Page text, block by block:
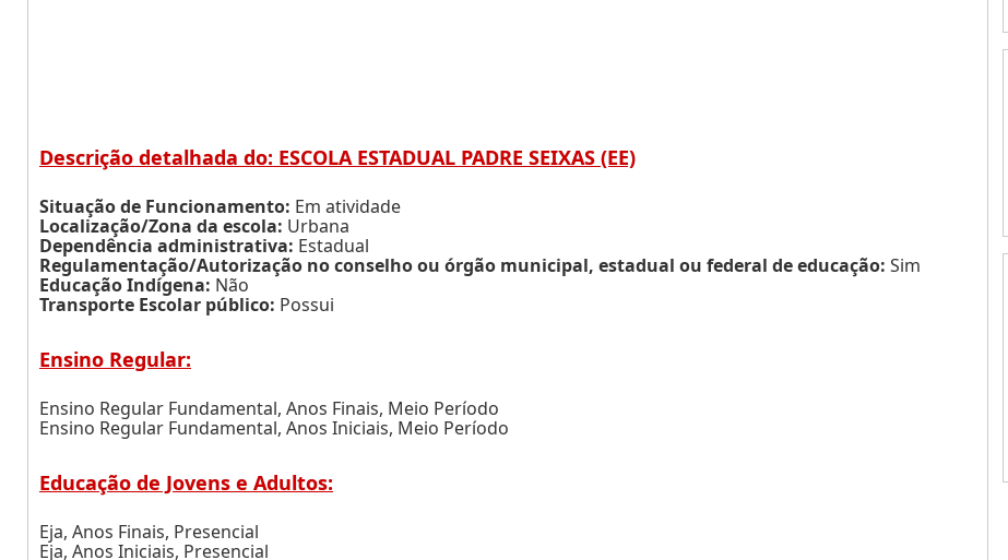
Descrição detalhada do: ESCOLA ESTADUAL PADRE SEIXAS (EE)
Situação de Funcionamento: Em atividade
Localização/Zona da escola: Urbana
Dependência administrativa: Estadual
Regulamentação/Autorização no conselho ou órgão municipal, estadual ou federal de educação: Sim
Educação Indígena: Não
Transporte Escolar público: Possui
Ensino Regular:
Ensino Regular Fundamental, Anos Finais, Meio Período
Ensino Regular Fundamental, Anos Iniciais, Meio Período
Educação de Jovens e Adultos:
Eja, Anos Finais, Presencial
Eja, Anos Iniciais, Presencial